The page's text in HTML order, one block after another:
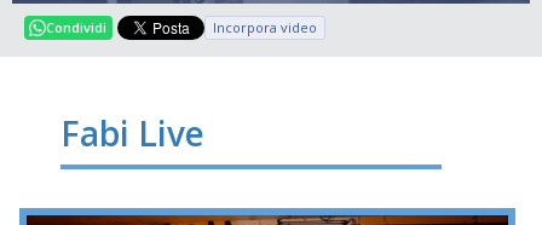
Condividi Incorpora video
Fabi Live